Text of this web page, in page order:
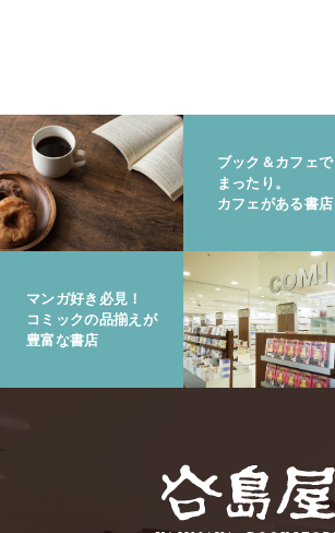
ブック＆カフェで
まったり。
カフェがある書店
マンガ好き必見！
コミックの品揃えが
豊富な書店